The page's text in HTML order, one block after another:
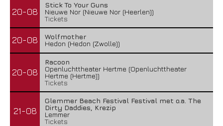
20-08
Stick To Your Guns
Nieuwe Nor (Nieuwe Nor (Heerlen))
Tickets
20-08
Wolfmother
Hedon (Hedon (Zwolle))
20-08
Racoon
Openluchttheater Hertme (Openluchttheater
Hertme (Hertme))
Tickets
21-08
Glemmer Beach Festival Festival met o.a. The
Dirty Daddies, Krezip
Lemmer
Tickets